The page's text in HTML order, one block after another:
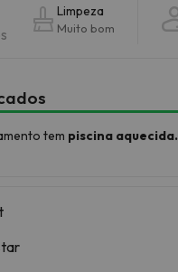
Limpeza
Muito bom
tem piscina aquecida.